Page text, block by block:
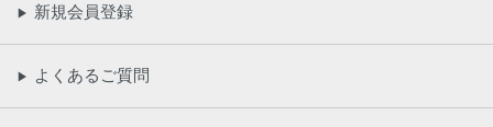
▶ 新規会員登録
▶ よくあるご質問